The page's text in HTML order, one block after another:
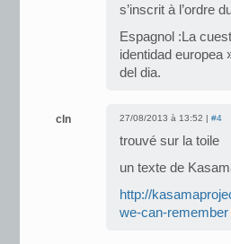
s’inscrit à l’ordre
Espagnol :La
identidad europea
del dia.
cln 27/08/2013 à 13:52 | #4
trouvé sur la toile
un texte de
http://
we-can-remember